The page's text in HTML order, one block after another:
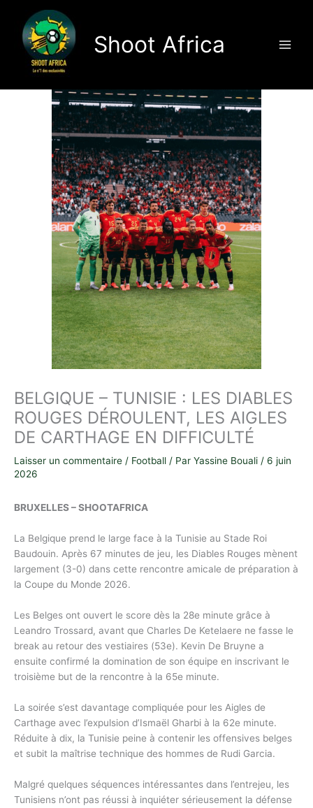
contenu
Shoot Africa
BELGIQUE – TUNISIE : LES DIABLES
ROUGES DÉROULENT, LES AIGLES
DE CARTHAGE EN DIFFICULTÉ
Laisser un commentaire / Football / Par Yassine Bouali / 6 juin
2026
BRUXELLES – SHOOTAFRICA
La Belgique prend le large face à la Tunisie au Stade Roi
Baudouin. Après 67 minutes de jeu, les Diables Rouges mènent
largement (3-0) dans cette rencontre amicale de préparation à
la Coupe du Monde 2026.
Les Belges ont ouvert le score dès la 28e minute grâce à
Leandro Trossard, avant que Charles De Ketelaere ne fasse le
break au retour des vestiaires (53e). Kevin De Bruyne a
ensuite confirmé la domination de son équipe en inscrivant le
troisième but de la rencontre à la 65e minute.
La soirée s’est davantage compliquée pour les Aigles de
Carthage avec l’expulsion d’Ismaël Gharbi à la 62e minute.
Réduite à dix, la Tunisie peine à contenir les offensives belges
et subit la maîtrise technique des hommes de Rudi Garcia.
Malgré quelques séquences intéressantes dans l’entrejeu, les
Tunisiens n’ont pas réussi à inquiéter sérieusement la défense